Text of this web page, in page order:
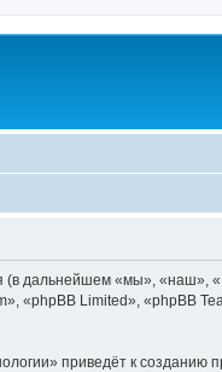
дальнейшем «мы», «наш»,
«phpBB Limited», «phpBB
приведёт к созданию